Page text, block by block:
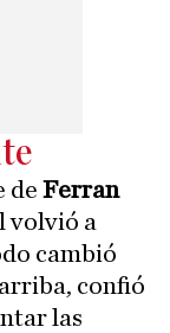
de Ferran
volvió a
cambió
confió
las